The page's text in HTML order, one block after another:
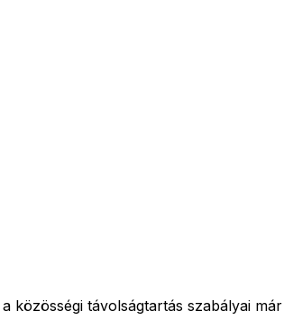
közösségi távolságtartás szabályai már